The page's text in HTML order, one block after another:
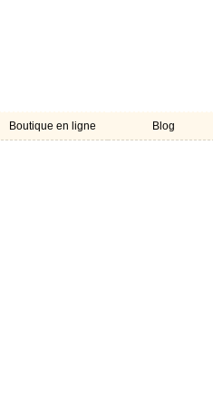
Boutique en ligne Blog